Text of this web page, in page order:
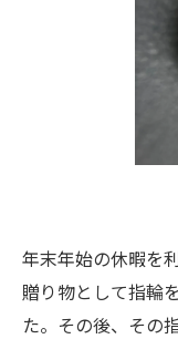
年末年始の休暇を
贈り物として指輪
た。その後、その